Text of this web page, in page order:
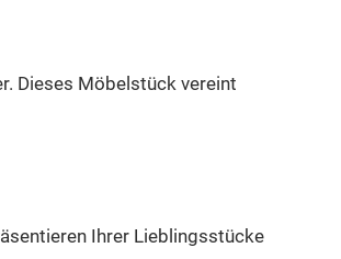
Dieses Möbelstück vereint
Ihrer Lieblingsstücke